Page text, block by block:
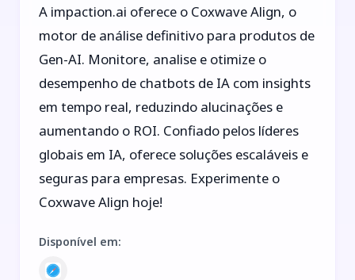
A impaction.ai oferece o Coxwave Align, o
motor de análise definitivo para produtos de
Gen-AI. Monitore, analise e otimize o
desempenho de chatbots de IA com insights
em tempo real, reduzindo alucinações e
aumentando o ROI. Confiado pelos líderes
globais em IA, oferece soluções escaláveis e
seguras para empresas. Experimente o
Coxwave Align hoje!
Disponível em: